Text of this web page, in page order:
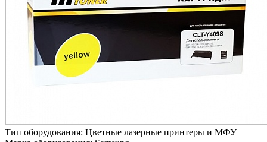
Тип оборудования: Цветные лазерные принтеры и МФУ